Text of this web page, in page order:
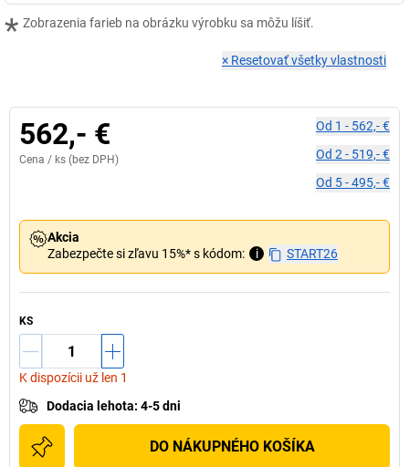
* Zobrazenia farieb na obrázku výrobku sa môžu líšiť.
× Resetovať všetky vlastnosti
562,- €
Cena / ks (bez DPH)
Od 1 - 562,- €
Od 2 - 519,- €
Od 5-495,- €
Akcia
Zabezpečte si zľavu 15%* s kódom:
i START26
KS
K dispozícii už len 1
Dodacia lehota: 4-5 dni
DO NÁKUPNÉHO KOŠÍKA